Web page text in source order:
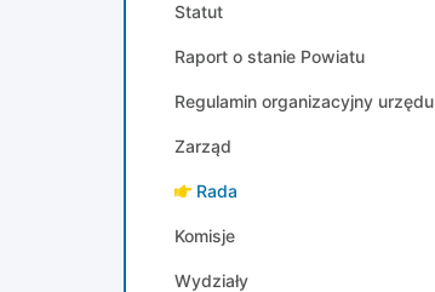
Statut
Raport o stanie Powiatu
Regulamin organizacyjny urzędu
Zarząd
Rada
Komisje
Wydziały